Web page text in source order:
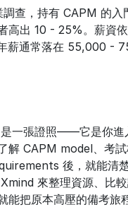
查，持有 CAPM 的入
高出 10 - 25%。薪資
薪通常落在 55,000 -
一張證照——它是你進
解 CAPM model、考
後，就能清
來整理資源、比
能把原本高壓的備考旅